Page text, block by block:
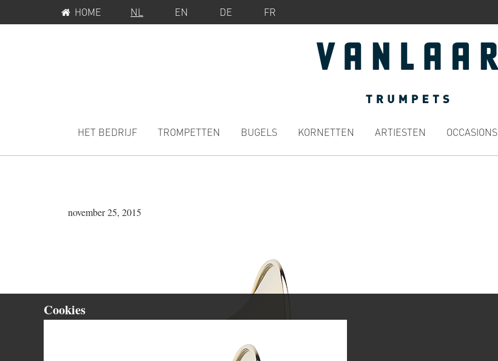
naar
naar
SERVICEMENUHOME NL EN DE FR
NAVIGATION
HET BEDRIJF TROMPETTEN BUGELS KORNETTEN ARTIESTEN OCCASIONS
november 25, 2015
Cookies